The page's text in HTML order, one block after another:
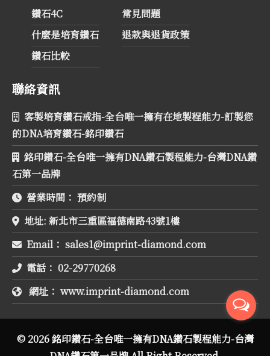
鑽石4C
什麼是培育鑽石
鑽石比較
常見問題
退款與退貨政策
聯絡資訊
客製培育鑽石戒指-全台唯一擁有在地製程能力-訂製您
的DNA培育鑽石-銘印鑽石
銘印鑽石-全台唯一擁有DNA鑽石製程能力-台灣DNA鑽
石第一品牌
營業時間： 預約制
地址: 新北市三重區福德南路43號1樓
Email：
電話： 02-29770268
網址： www.imprint-diamond.com
© 2026 銘印鑽石-全台唯一擁有DNA鑽石製程能力-台灣